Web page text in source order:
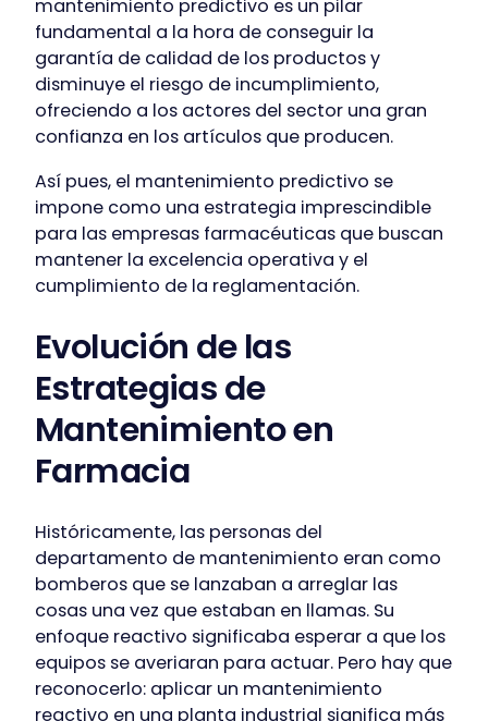
mantenimiento predictivo es un pilar
fundamental a la hora de conseguir la
garantía de calidad de los productos y
disminuye el riesgo de incumplimiento,
ofreciendo a los actores del sector una gran
confianza en los artículos que producen.
Así pues, el mantenimiento predictivo se
impone como una estrategia imprescindible
para las empresas farmacéuticas que buscan
mantener la excelencia operativa y el
cumplimiento de la reglamentación.
Evolución de las
Estrategias de
Mantenimiento en
Farmacia
Históricamente, las personas del
departamento de mantenimiento eran como
bomberos que se lanzaban a arreglar las
cosas una vez que estaban en llamas. Su
enfoque reactivo significaba esperar a que los
equipos se averiaran para actuar. Pero hay que
reconocerlo: aplicar un mantenimiento
reactivo en una planta industrial significa más